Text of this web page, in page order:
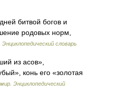
битвой богов и
родовых норм,
словарь
из асов»,
конь его «золотая
Энциклопедический